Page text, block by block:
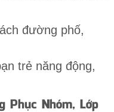
đường phố,
trẻ năng động,
Nhóm, Lớp